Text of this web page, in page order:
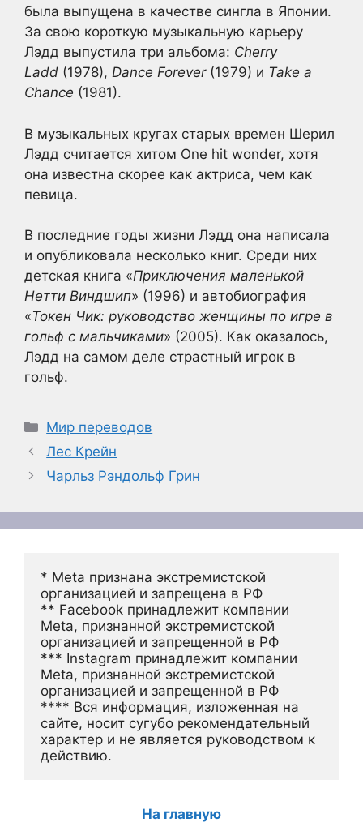
была выпущена в качестве сингла в Японии.
За свою короткую музыкальную карьеру
Лэдд выпустила три альбома: Cherry
Ladd (1978), Dance Forever(1979) и Take a
Chance (1981).
В музыкальных кругах старых времен Шерил
Лэдд считается хитом One hit wonder, хотя
она известна скорее как актриса, чем как
певица.
В последние годы жизни Лэдд она написала
и опубликовала несколько книг. Среди них
детская книга «Приключения маленькой
Нетти Виндшип» (1996) и автобиография
«Токен Чик: руководство женщины по игре в
гольф с мальчиками» (2005). Как оказалось,
Лэдд на самом деле страстный игрок в
гольф.
Рубрики
Мир переводов
Лес Крейн
Чарльз Рэндольф Грин
* Meta признана экстремистской
организацией и запрещена в РФ
** Facebook принадлежит компании
Meta, признанной экстремистской
организацией и запрещенной в РФ
*** Instagram принадлежит компании
Meta, признанной экстремистской
организацией и запрещенной в РФ
**** Вся информация, изложенная на
сайте, носит сугубо рекомендательный
характер и не является руководством к
действию.
На главную